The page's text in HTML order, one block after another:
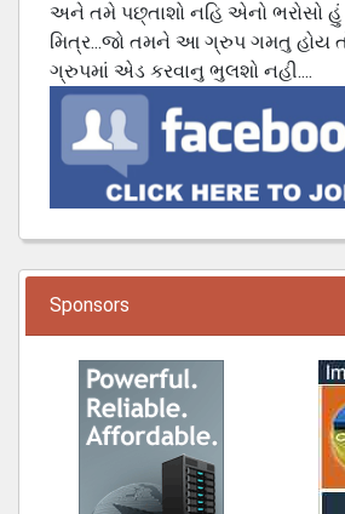
અને તમે પછ્તાશો નહિ એનો ભરોસો
મિત્ર...જો તમને આ ગ્રુપ ગમતુ હોય તો
ગ્રુપમાં એડ કરવાનુ ભુલશો નહી....
Sponsors